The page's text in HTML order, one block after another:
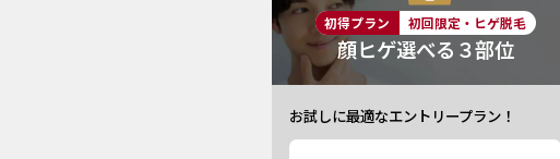
初得プラン 初回限定・ヒゲ脱毛
顔ヒゲ選べる３部位
お試しに最適なエントリープラン！